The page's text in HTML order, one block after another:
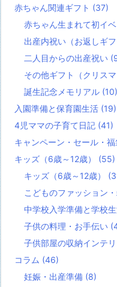
赤ちゃん関連ギフト (37)
赤ちゃん生まれて初イ
出産内祝い（お返しギフ
二人目からの出産祝い
その他ギフト（クリスマ
誕生記念メモリアル (10)
入園準備と保育園生活 (19)
4児ママの子育て日記 (41)
キャンペーン・セール・福
キッズ（6歳～12歳） (55)
キッズ（6歳～12歳）
こどものファッション
中学校入学準備と学校
子供の料理・お手伝い
子供部屋の収納インテ
コラム (46)
妊娠・出産準備 (8)